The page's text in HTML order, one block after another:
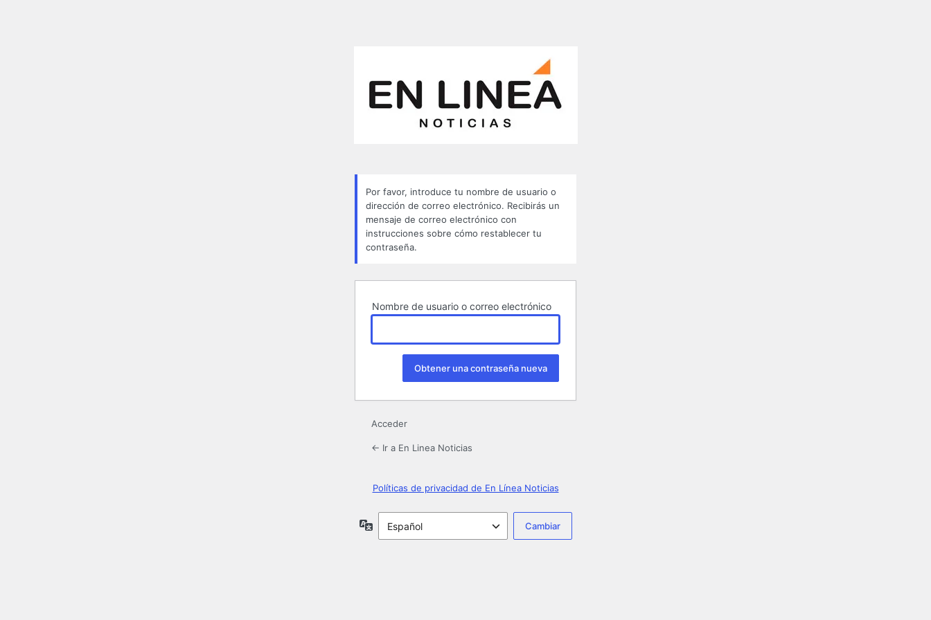
Por favor, introduce tu nombre de usuario o
dirección de correo electrónico. Recibirás un
mensaje de correo electrónico con
instrucciones sobre cómo restablecer tu
contraseña.
Nombre de usuario o correo electrónico
Acceder
← Ir a En Linea Noticias
Políticas de privacidad de En Línea Noticias
Idioma